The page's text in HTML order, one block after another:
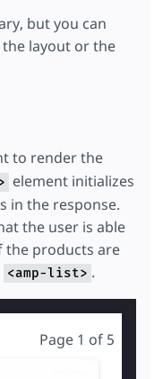
but you can
layout or the
to render the
element initializes
in the response.
the user is able
the products are
<amp-list> .
Page 1 of 5